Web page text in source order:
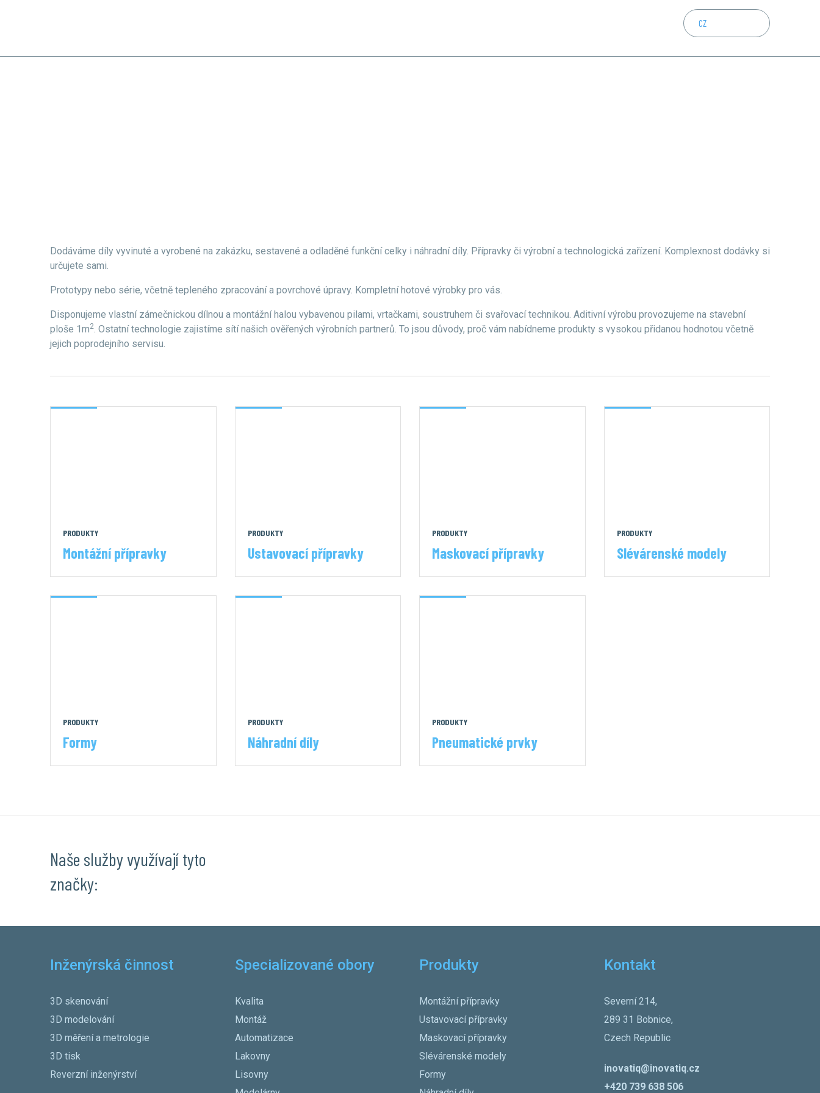
CZ
Dodáváme díly vyvinuté a vyrobené na zakázku, sestavené a odladěné funkční celky i náhradní díly. Přípravky či výrobní a technologická zařízení. Komplexnost dodávky si
určujete sami.
Prototypy nebo série, včetně tepleného zpracování a povrchové úpravy. Kompletní hotové výrobky pro vás.
Disponujeme vlastní zámečnickou dílnou a montážní halou vybavenou pilami, vrtačkami, soustruhem či svařovací technikou. Aditivní výrobu provozujeme na stavební
ploše 1m2. Ostatní technologie zajistíme sítí našich ověřených výrobních partnerů. To jsou důvody, proč vám nabídneme produkty s vysokou přidanou hodnotou včetně
jejich poprodejního servisu.
PRODUKTY
Montážní přípravky
PRODUKTY
Ustavovací přípravky
PRODUKTY
Maskovací přípravky
PRODUKTY
Slévárenské modely
PRODUKTY
Formy
PRODUKTY
Náhradní díly
PRODUKTY
Pneumatické prvky
Naše služby využívají tyto
značky:
Inženýrská činnost
3D skenování
3D modelování
3D měření a metrologie
3D tisk
Reverzní inženýrství
Specializované obory
Kvalita
Montáž
Automatizace
Lakovny
Lisovny
Produkty
Montážní přípravky
Ustavovací přípravky
Maskovací přípravky
Slévárenské modely
Formy
Kontakt
Severní 214,
289 31 Bobnice,
Czech Republic
inovatiq@inovatiq.cz
+420 739 638 506